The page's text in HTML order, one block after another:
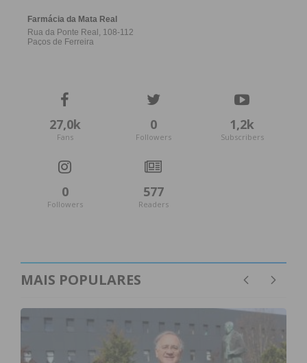
27,0k
Fans
0
Followers
1,2k
Subscribers
0
Followers
577
Readers
MAIS POPULARES